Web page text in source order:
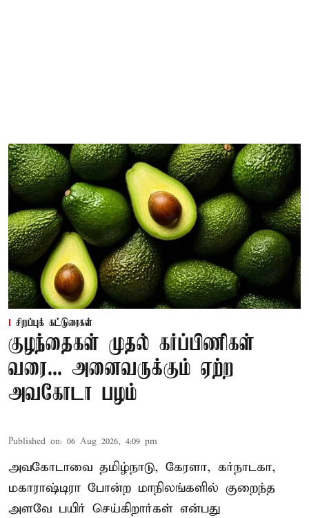
சிறப்புக் கட்டுரைகள்
குழந்தைகள் முதல் கர்ப்பிணிகள்
வரை... அனைவருக்கும் ஏற்ற
அவகோடா பழம்
Published on: 06 Aug 2026, 4:09 pm
அவகோடாவை தமிழ்நாடு, கேரளா, கர்நாடகா,
மகாராஷ்டிரா போன்ற மாநிலங்களில் குறைந்த
அளவே பயிர் செய்கிறார்கள் என்பது